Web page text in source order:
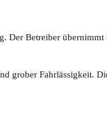
Der Betreiber
grober Fahrlässigkeit.